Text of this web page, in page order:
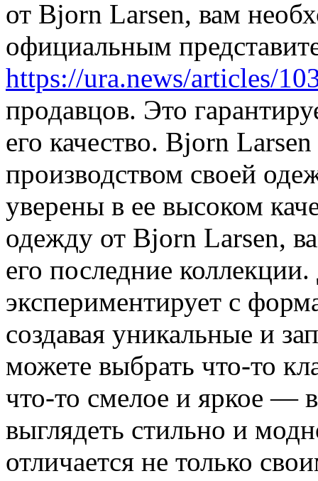
от Bjorn Larsen, вам
официальным
https://ura.news/articles/
продавцов. Это
его качество. Bjorn
производством своей
уверены в ее высоком
одежду от Bjorn Larsen,
его последние
экспериментирует с
создавая уникальные и
можете выбрать что-то
что-то смелое и яркое —
выглядеть стильно и
отличается не только